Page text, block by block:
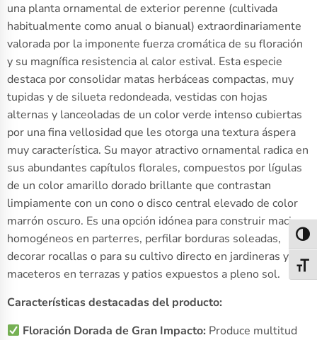
una planta ornamental de exterior perenne (cultivada
habitualmente como anual o bianual) extraordinariamente
valorada por la imponente fuerza cromática de su floración
y su magnífica resistencia al calor estival. Esta especie
destaca por consolidar matas herbáceas compactas, muy
tupidas y de silueta redondeada, vestidas con hojas
alternas y lanceoladas de un color verde intenso cubiertas
por una fina vellosidad que les otorga una textura áspera
muy característica. Su mayor atractivo ornamental radica en
sus abundantes capítulos florales, compuestos por lígulas
de un color amarillo dorado brillante que contrastan
limpiamente con un cono o disco central elevado de color
marrón oscuro. Es una opción idónea para construir macizos
homogéneos en parterres, perfilar borduras soleadas,
decorar rocallas o para su cultivo directo en jardineras y
maceteros en terrazas y patios expuestos a pleno sol.
Características destacadas del producto:
Floración Dorada de Gran Impacto: Produce multitud